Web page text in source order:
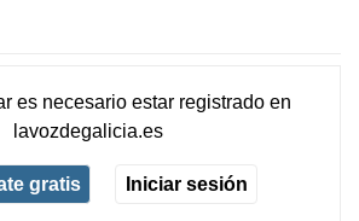
es necesario estar registradoen
lavozdegalicia.es
gratis Iniciar sesión